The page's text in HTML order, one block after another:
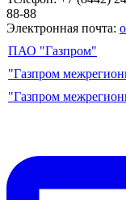
88-88
Электронная почта:
ПАО "Газпром"
"Газпром
"Газпром